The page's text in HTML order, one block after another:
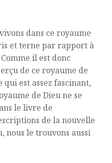
dans ce royaume
et terne par rapport à
il est donc
de ce royaume de
qui est assez fascinant,
de Dieu ne se
le livre de
de la nouvelle
nous le trouvons aussi